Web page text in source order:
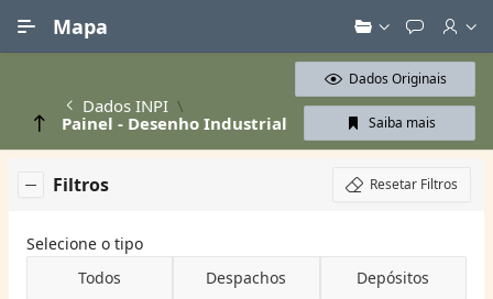
Mapa
Dados INPI
Painel - Desenho Industrial
Dados Originais
Saiba mais
Filtros Resetar Filtros
Selecione o tipo
Todos
Despachos Depósitos